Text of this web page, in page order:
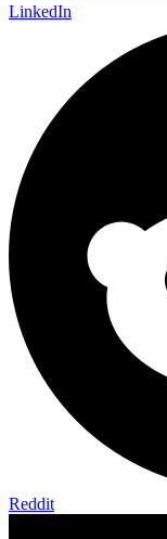
LinkedIn
Reddit